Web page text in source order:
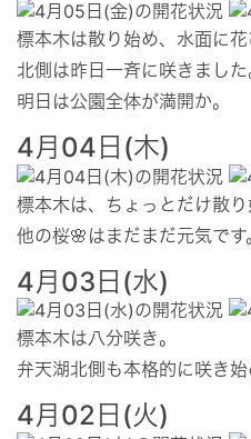
標本木は散り始め、水面に花
北側は昨日一斉に咲きました
明日は公園全体が満開か。
4月04日(木)
標本木は、ちょっとだけ散り
他の桜🌸はまだまだ元気です。
4月03日(水)
標本木は八分咲き。
弁天湖北側も本格的に咲き始
4月02日(火)